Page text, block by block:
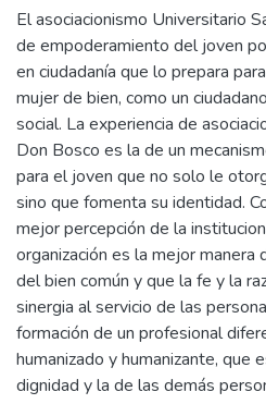
El asociacionismo Universitario
de empoderamiento del joven
en ciudadanía que lo prepara
mujer de bien, como un
social. La experiencia de
Don Bosco es la de un
para el joven que no solo le
sino que fomenta su identidad.
mejor percepción de la
organización es la mejor manera
del bien común y que la fe y la
sinergia al servicio de las
formación de un profesional
humanizado y humanizante, que
dignidad y la de las demás